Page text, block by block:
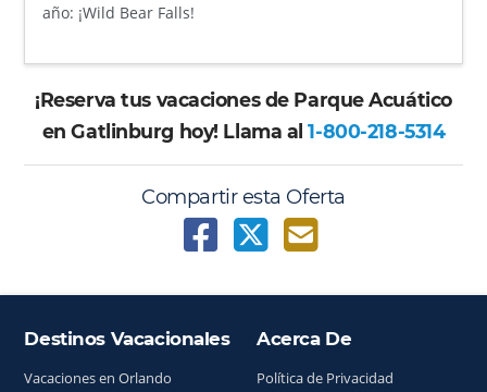
año: ¡Wild Bear Falls!
¡Reserva tus vacaciones de Parque Acuático
en Gatlinburg hoy! Llama al1-800-218-5314
Compartir esta Oferta
Índice del sitio
Destinos Vacacionales
Vacaciones en Orlando
Acerca De
Política de Privacidad